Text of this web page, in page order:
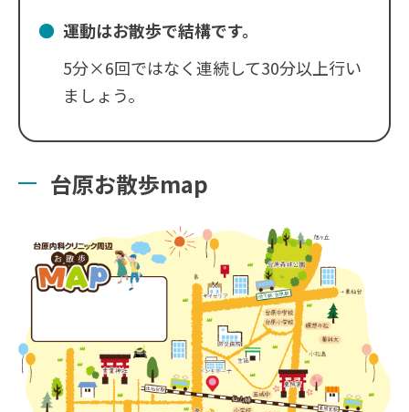
運動はお散歩で結構です。
5分×6回ではなく連続して30分以上行い
ましょう。
台原お散歩map